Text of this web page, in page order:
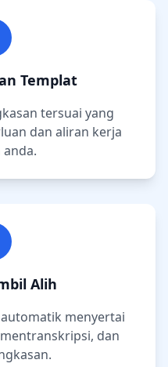
Templat
tersuai yang
dan aliran kerja
Alih
menyertai
dan